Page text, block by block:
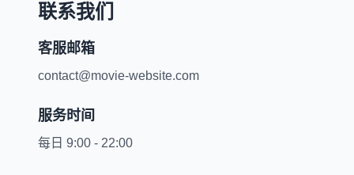
联系我们
客服邮箱
contact@movie-website.com
服务时间
每日 9:00 - 22:00